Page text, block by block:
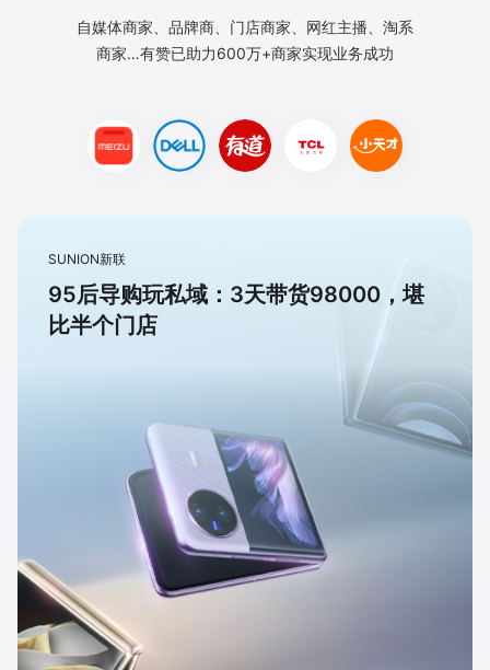
自媒体商家、品牌商、门店商家、网红主播、淘系
商家…有赞已助力600万+商家实现业务成功
SUNION新联
95后导购玩私域：3天带货98000，堪
比半个门店